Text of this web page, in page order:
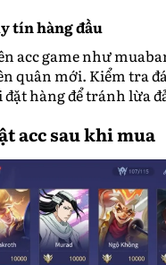
tín hàng đầu
acc game như
quân mới. Kiểm tra
hàng để tránh lừa
acc sau khi mua